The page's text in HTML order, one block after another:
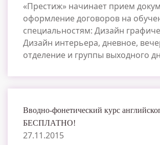
«Престиж» начинает прием
оформление договоров на
специальностям: Дизайн
Дизайн интерьера, дневное,
отделение и группы выходного
Вводно-фонетический курс
БЕСПЛАТНО!
27.11.2015